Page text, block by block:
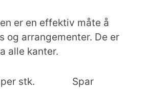
er en effektiv måte å
og arrangementer. De er
alle kanter.
stk.
Spar